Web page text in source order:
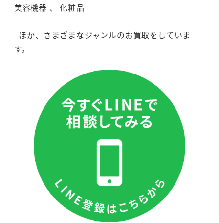
美容機器 、 化粧品
ほか、さまざまなジャンルのお買取をしていま
す。